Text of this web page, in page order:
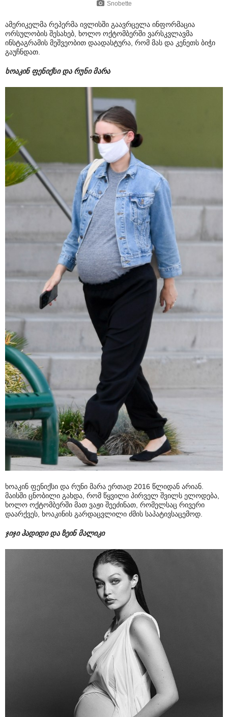
Snobette
ამერიკელმა რეპერმა ივლისში გაავრცელა ინფორმაცია
ორსულობის შესახებ, ხოლო ოქტომბერში ვარსკვლავმა
ინსტაგრამის მეშვეობით დაადასტურა, რომ მას და კენეთს ბიჭი
გაუჩნდათ.
ხოაკინ ფენიქსი და რუნი მარა
ხოაკინ ფენიქსი და რუნი მარა ერთად 2016 წლიდან არიან.
მაისში ცნობილი გახდა, რომ წყვილი პირველ შვილს ელოდება,
ხოლო ოქტომბერში მათ ვაჟი შეეძინათ, რომელსაც რივერი
დაარქვეს, ხოაკინის გარდაცვლილი ძმის საპატივსაცემოდ.
ჯიჯი ჰადიდი და ზეინ მალიკი